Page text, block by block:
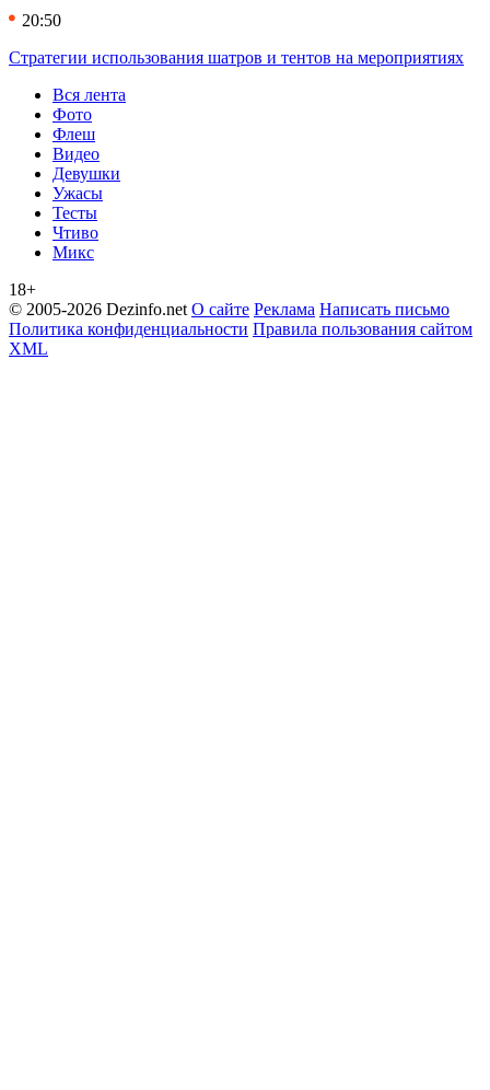
20:50
Стратегии использования шатров и тентов на мероприятиях
Вся лента
Фото
Флеш
Видео
Девушки
Ужасы
Тесты
Чтиво
Микс
18+
© 2005-2026 Dezinfo.net О сайте Реклама Написать письмо
Политика конфиденциальности Правила пользования сайтом
XML